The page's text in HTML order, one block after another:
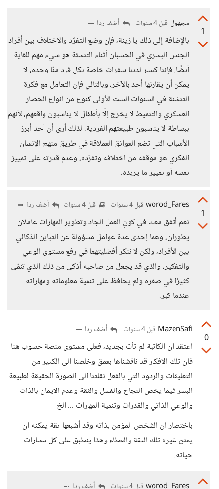
1
مجهول قبل 4 سنوات أضف ردا
بالإضافة إلى ذلك يا زينة، فإن وضع التفرّد والاختلاف بين أفراد
الجنس البشري في الحسبان أثناء التنشئة هو شيء مهم للغاية
أيضًا، فإننا كبشر لدينا شفرات خاصة بكل فرد منّا وحده، لا
يمكن أن يقارنها أحد بالآخر، وبالتالي فإن التعامل مع فكرة
التنشئة في السنوات الست الأولى كنوع من انواع الحصار
العسكري والتنميط لا يخرج إلّا بأطفال لا يناسبون واقعهم، لأنهم
ببساطة لا يناسبون طبيعتهم الفردية. لذلك أرى أن أحد أبرز
الأسباب التي تضع العوائق العملاقة في طريق منهج الإنسان
الفكري هو موقفه من اختلافه وتفرّده، وعدم قدرته على تمييز
نفسه أو تمييز ما يريده.
1
worod_Fares قبل 4 سنوات قبل 4 سنوات أضف ردا
نعم أتفق معك في كونِ العمل الجاد وتطوير المهارات عاملان
يطوران، وهما إحدى عدة عوامل مسؤولة عن التباين الذكائي
بين الأفراد، ولكن لا ننكر أفضليتهما في رفع مستوى الوعي
والتفكير، والذي قد يجعل من صاحبه أذكى من ذلك الذي تنمّى
كثيرًا في صغره ولم يحافظ على تنمية معلوماته ومهاراته
عندما كبر.
0
MazenSafi قبل 4 سنوات أضف ردا
اعتقد ان الكاتبة لم تأت بجديد، فعلى مستوى منصة حسوب هنا
فان تلك الافكار قد ناقشناها بعمق وخلصنا الى الكثير من
التعليقات والردود التي بالفعل نقلتنا الى الصورة الحقيقة لطبيعة
البشر فيما يخص النجاح والفشل والثقة وعدم الايمان بالذات
والوعي الذاتي والقدرات وتنمية المهارات ... الخ
باختصار ان الشخص المؤمن بذاته وقد أشبعها ثقة يمكنه ان
يمنح غيره تلك الثقة والعطاء وهذا ينطبق على كل مسارات
حياته.
worod_Fares قبل 4 سنوات أضف ردا